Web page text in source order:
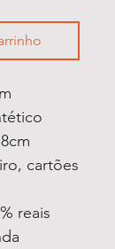
cartões
reais